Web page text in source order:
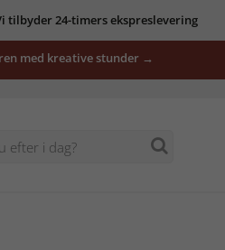
tilbyder 24-timers ekspreslevering
med kreative stunder →